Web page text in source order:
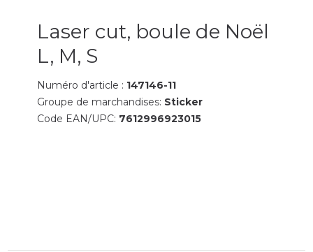
Laser cut, boule de Noël
L, M, S
Numéro d'article : 147146-11
Groupe de marchandises: Sticker
Code EAN/UPC: 7612996923015